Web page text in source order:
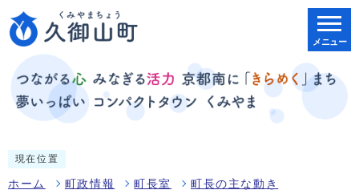
メニュー
現在位置
ホーム 町政情報 町長室 町長の主な動き